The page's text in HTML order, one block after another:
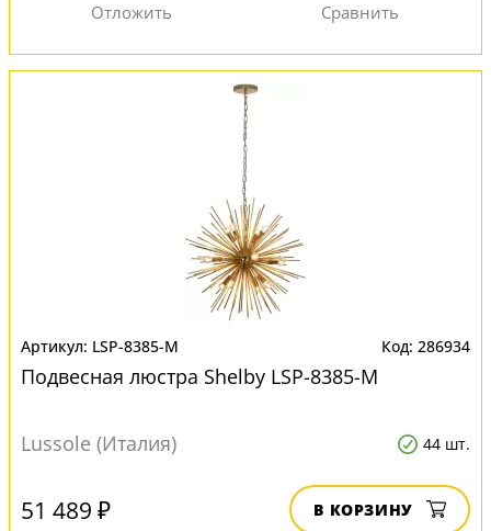
LSP-8385-M 286934
Подвесная люстра Shelby LSP-8385-M
Lussole (Италия) 44 шт.
51 489 ₽ В КОРЗИНУ